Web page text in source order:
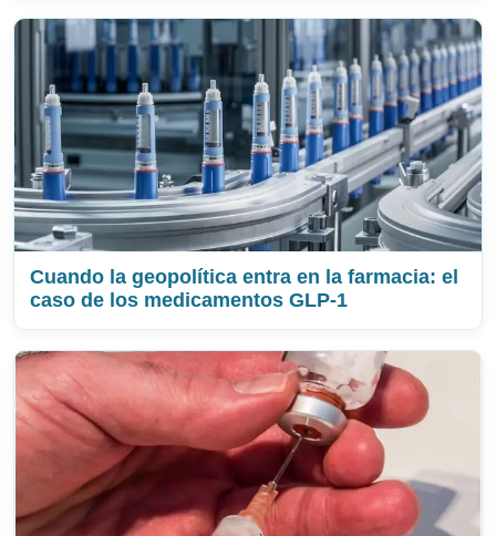
Cuando la geopolítica entra en la farmacia: el
caso de los medicamentos GLP-1